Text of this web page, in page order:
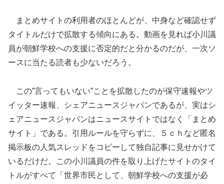
まとめサイトの利用者のほとんどが、中身など確認せず
タイトルだけで拡散する傾向にある。動画を見れば小川議
員が朝鮮学校への支援に否定的だと分かるのだが、一次ソ
ースに当たる読者も少ないだろう。
この”言ってもいない”ことを拡散したのが保守速報やツ
イッター速報、シェアニュースジャパンであるが、実はシ
ェアニュースジャパンはニュースサイトではなく「まとめ
サイト」である。引用ルールを守らずに、５ｃｈなど匿名
掲示板の人気スレッドをコピーして独自記事に見せかけて
いるだけだ。この小川議員の件を取り上げたサイトのタイ
トルがすべて「世界市民として、朝鮮学校への支援が必